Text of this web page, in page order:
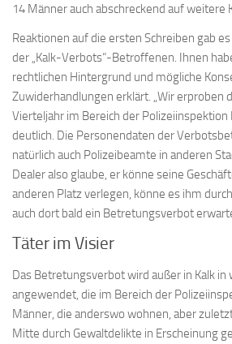
14 Männer auch abschreckend auf weitere
Reaktionen auf die ersten Schreiben gab
der „Kalk-Verbots“-Betroffenen. Ihnen
rechtlichen Hintergrund und mögliche
Zuwiderhandlungen erklärt. „Wir erproben
Vierteljahr im Bereich der Polizeiinspektion
deutlich. Die Personendaten der
natürlich auch Polizeibeamte in anderen
Dealer also glaube, er könne seine
anderen Platz verlegen, könne es ihm
auch dort bald ein Betretungsverbot
Täter im Visier
Das Betretungsverbot wird außer in Kalk
angewendet, die im Bereich der
Männer, die anderswo wohnen, aber
Mitte durch Gewaltdelikte in Erscheinung